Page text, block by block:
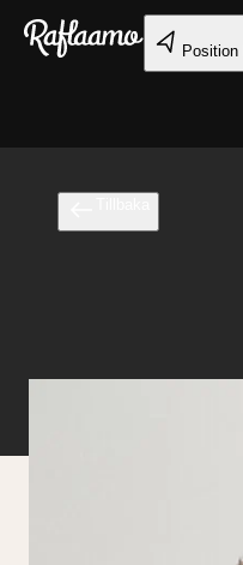
Gå till huvudinnehållet
Position